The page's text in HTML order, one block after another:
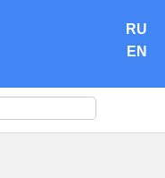
RU
EN